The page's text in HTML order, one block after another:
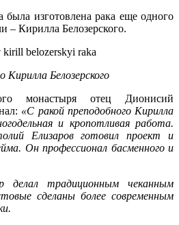
была изготовлена рака еще одного
– Кирилла Белозерского.
Кирилла Белозерского
монастыря отец Дионисий
«С ракой преподобного Кирилла
и кропотливая работа.
Елизаров готовил проект и
Он профессионал басменного и
делал традиционным чеканным
сделаны более современным